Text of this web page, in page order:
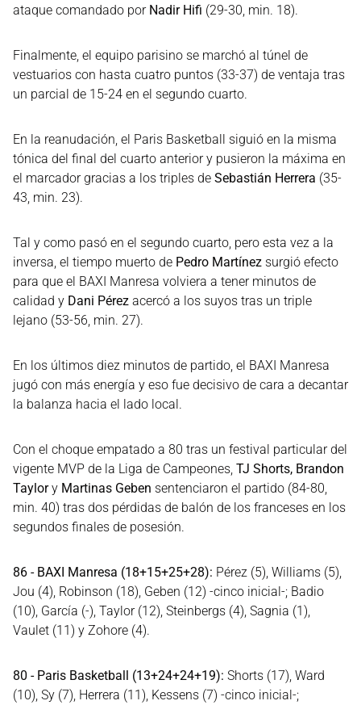
ataque comandado por Nadir Hifi (29-30, min. 18).
Finalmente, el equipo parisino se marchó al túnel de
vestuarios con hasta cuatro puntos (33-37) de ventaja tras
un parcial de 15-24 en el segundo cuarto.
En la reanudación, el Paris Basketball siguió en la misma
tónica del final del cuarto anterior y pusieron la máxima en
el marcador gracias a los triples de Sebastián Herrera (35-
43, min. 23).
Tal y como pasó en el segundo cuarto, pero esta vez a la
inversa, el tiempo muerto de Pedro Martínez surgió efecto
para que el BAXI Manresa volviera a tener minutos de
calidad y Dani Pérez acercó a los suyos tras un triple
lejano (53-56, min. 27).
En los últimos diez minutos de partido, el BAXI Manresa
jugó con más energía y eso fue decisivo de cara a decantar
la balanza hacia el lado local.
Con el choque empatado a 80 tras un festival particular del
vigente MVP de la Liga de Campeones, TJ Shorts, Brandon
Taylory Martinas Geben sentenciaron el partido (84-80,
min. 40) tras dos pérdidas de balón de los franceses en los
segundos finales de posesión.
86 - BAXI Manresa (18+15+25+28): Pérez (5), Williams (5),
Jou (4), Robinson (18), Geben (12) -cinco inicial-; Badio
(10), García (-), Taylor (12), Steinbergs (4), Sagnia (1),
Vaulet (11) y Zohore (4).
80 - Paris Basketball (13+24+24+19): Shorts (17), Ward
(10), Sy (7), Herrera (11), Kessens (7) -cinco inicial-;